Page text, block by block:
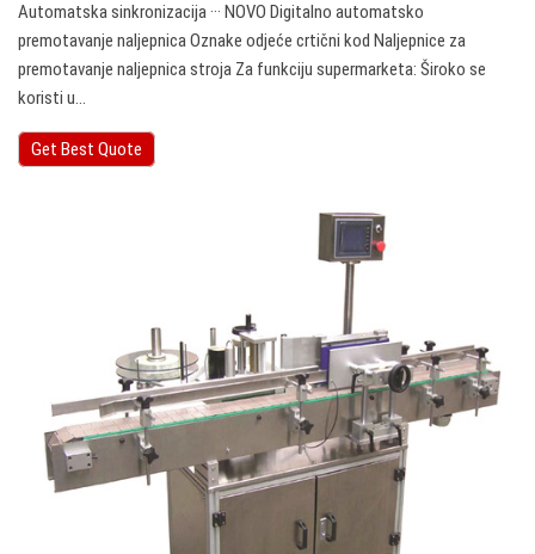
Automatska sinkronizacija ··· NOVO Digitalno automatsko
premotavanje naljepnica Oznake odjeće crtični kod Naljepnice za
premotavanje naljepnica stroja Za funkciju supermarketa: Široko se
koristi u…
Get Best Quote